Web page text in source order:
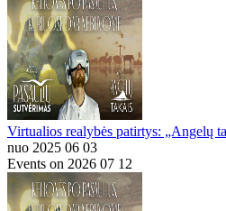
Virtualios realybės patirtys: „Angelų
nuo 2025 06 03
Events on 2026 07 12